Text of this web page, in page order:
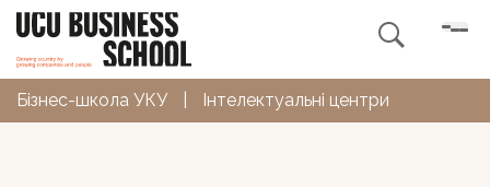

Бізнес-школа УКУ Інтелектуальні центри